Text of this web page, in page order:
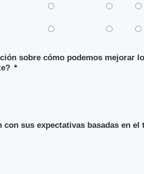
sobre cómo podemos mejorar
*
sus expectativas basadas en el